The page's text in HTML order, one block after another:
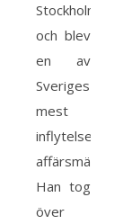
Stockholm
och blev
en av
Sveriges
mest
inflytelserika
affärsmän.
Han tog
över